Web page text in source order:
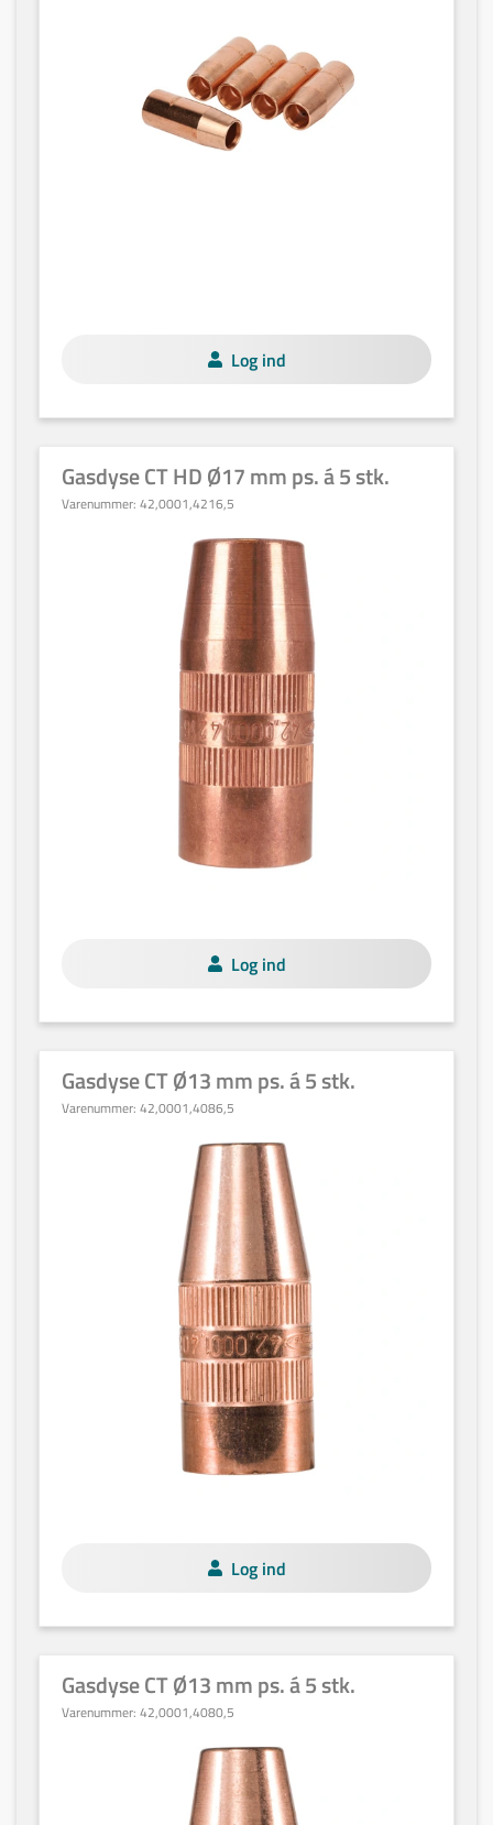
Log ind
Gasdyse CT HD Ø17 mm ps. á 5 stk.
Varenummer: 42,0001,4216,5
Log ind
Gasdyse CT Ø13 mm ps. á 5 stk.
Varenummer: 42,0001,4086,5
Log ind
Gasdyse CT Ø13 mm ps. á 5 stk.
Varenummer: 42,0001,4080,5